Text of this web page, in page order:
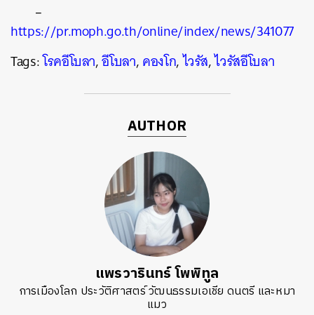
–
https://pr.moph.go.th/online/index/news/341077
Tags:โรคอีโบลา,อีโบลา,คองโก,ไวรัส,ไวรัสอีโบลา
AUTHOR
แพรวารินทร์ โพพิทูล
การเมืองโลก ประวัติศาสตร์ วัฒนธรรมเอเชีย ดนตรี และหมา
แมว